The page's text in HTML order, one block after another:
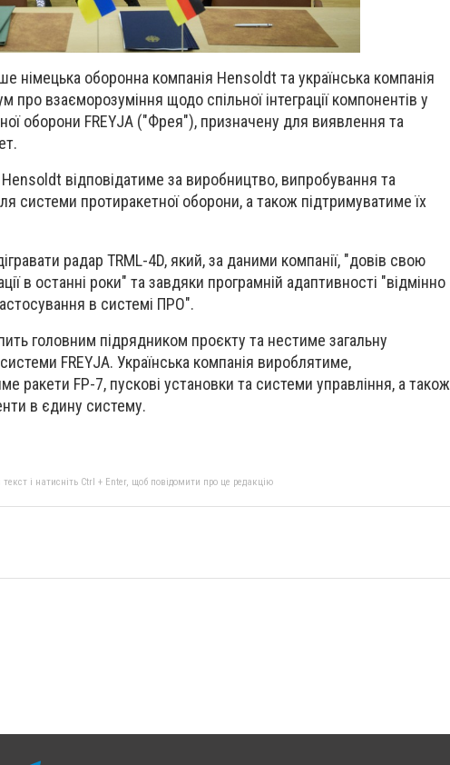
німецька оборонна компанія Hensoldt та українська компанія
взаєморозуміння щодо спільної інтеграції компонентів у
оборони FREYJA ("Фрея"), призначену для виявлення та
відповідатиме за виробництво, випробування та
системи протиракетної оборони, а також підтримуватиме їх
радар TRML-4D, який, за даними компанії, "довів свою
в останні роки" та завдяки програмній адаптивності "відмінно
в системі ПРО".
головним підрядником проєкту та нестиме загальну
FREYJA. Українська компанія вироблятиме,
ракети FP-7, пускові установки та системи управління, а також
в єдину систему.
і натисніть Ctrl + Enter, щоб повідомити про це редакцію